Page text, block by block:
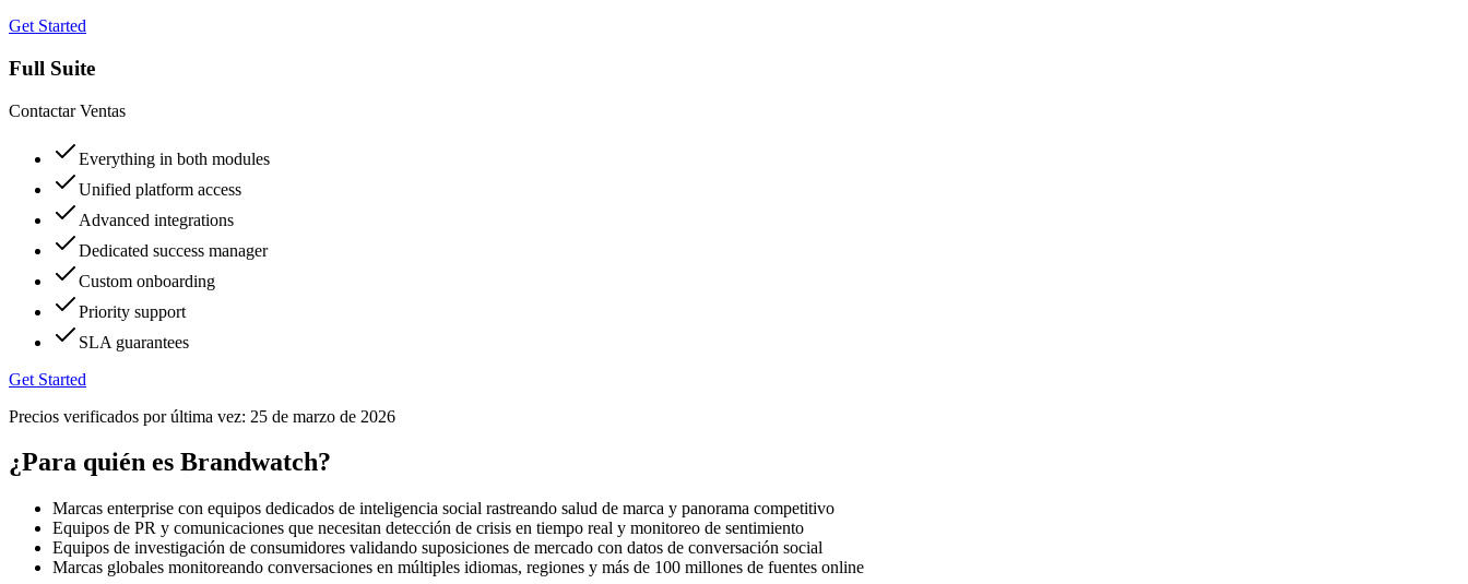
Get Started
Full Suite
Contactar Ventas
Everything in both modules
Unified platform access
Advanced integrations
Dedicated success manager
Custom onboarding
Priority support
SLA guarantees
Get Started
Precios verificados por última vez: 25 de marzo de 2026
¿Para quién es Brandwatch?
Marcas enterprise con equipos dedicados de inteligencia social rastreando salud de marca y panorama competitivo
Equipos de PR y comunicaciones que necesitan detección de crisis en tiempo real y monitoreo de sentimiento
Equipos de investigación de consumidores validando suposiciones de mercado con datos de conversación social
Marcas globales monitoreando conversaciones en múltiples idiomas, regiones y más de 100 millones de fuentes online